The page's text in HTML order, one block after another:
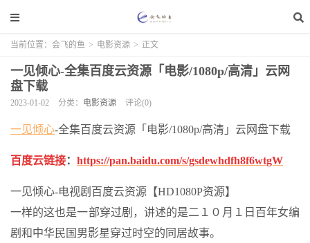
当前位置： 会飞的鱼 > 电影资源 > 正文
一见倾心-全集百度云资源「电影/1080p/高清」云网
盘下载
2023-01-02 分类： 电影资源 评论(0)
一见倾心-全集百度云资源「电影/1080p/高清」云网盘下载
百度云链接： https://pan.baidu.com/s/gsdewhdfh8f6wtgW
一见倾心-电视剧百度云资源【HD1080P资源】
一样的这也是一部穿过剧，讲述的是二１０月１日百年女编
剧和中华民国男影星穿过时空的同居故事。